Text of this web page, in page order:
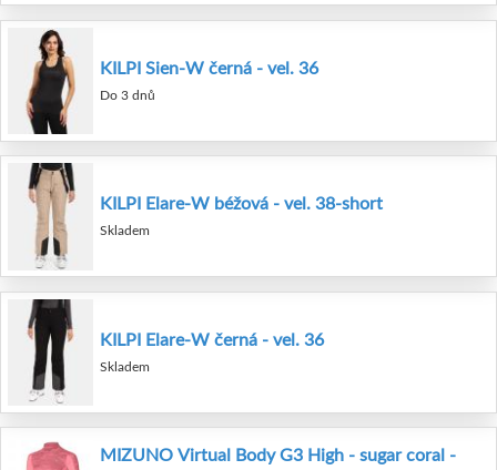
KILPI Sien-W černá - vel. 36
Do 3 dnů
KILPI Elare-W béžová - vel. 38-short
Skladem
KILPI Elare-W černá - vel. 36
Skladem
MIZUNO Virtual Body G3 High - sugar coral -